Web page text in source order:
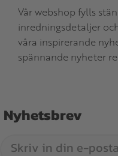
Vår webshop fylls
inredningsdetaljer
våra inspirerande
spännande nyheter
Nyhetsbrev